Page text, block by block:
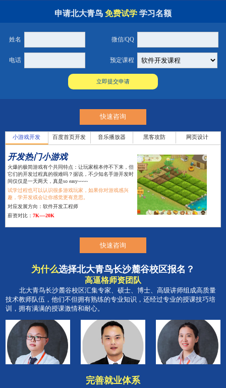
申请北大青鸟 免费试学 学习名额
姓名 微信/QQ
电话 预定课程
快速咨询
小游戏开发 百度首页开发 音乐播放器 黑客攻防 网页设计
开发热门小游戏
火爆的极简游戏有个共同特点：让玩家根本停不下来，但
它们的开发过程真的很难吗？据说，不少知名手游开发时
间仅仅是一天两天，真是so easy~~~~
试学过程也可以认识很多游戏玩家，如果你对游戏感兴
趣，学开发或会让你感觉更有意思。
对应发展方向：软件开发工程师
薪资对比：7K----20K
快速咨询
为什么选择北大青鸟长沙麓谷校区报名？
高逼格师资团队
北大青鸟长沙麓谷校区汇集专家、硕士、博士、高级讲师组成高质量
技术教师队伍，他们不但拥有熟练的专业知识，还经过专业的授课技巧培
训，拥有满满的授课激情和耐心。
完善就业体系